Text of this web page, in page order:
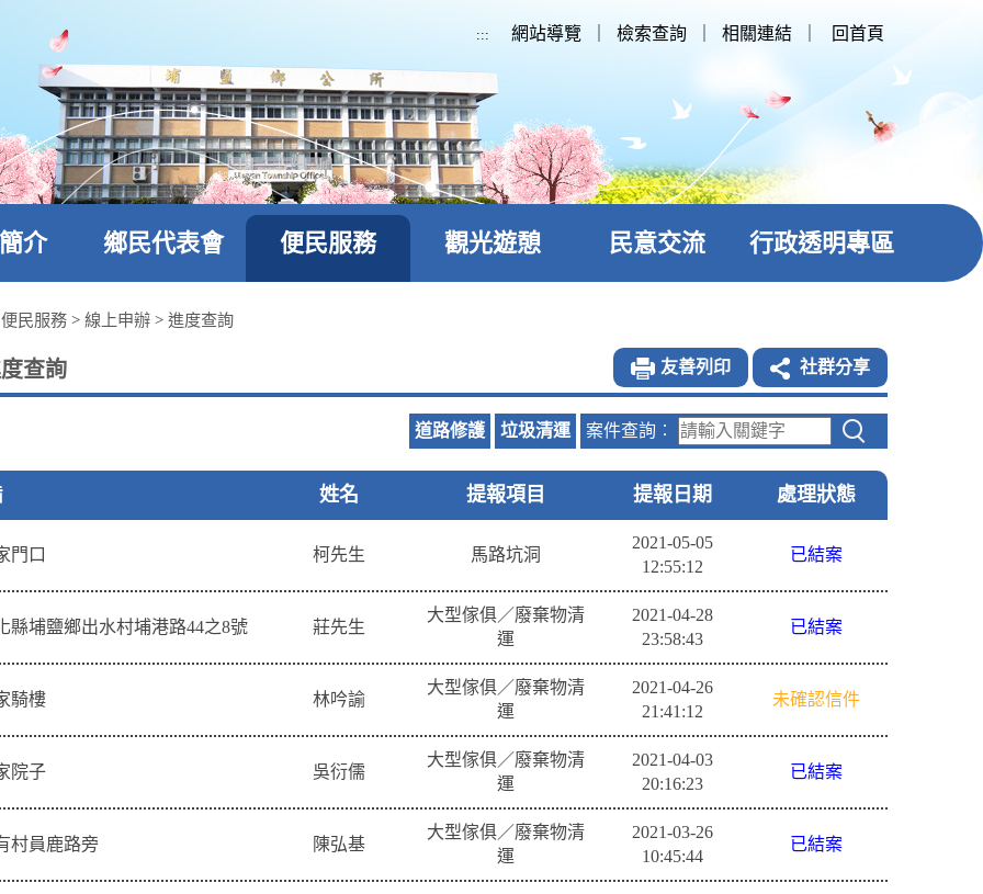
::: 網站導覽 檢索查詢 相關連結 回首頁
介 鄉民代表會 便民服務 觀光遊憩 民意交流 行政透明專區
便民服務 > 線上申辦 > 進度查詢
查詢 友善列印 社群分享
道路修護 垃圾清運 案件查詢︰
姓名 提報項目 提報日期 處理狀態
門口 柯先生 馬路坑洞
2021-05-05
12:55:12
已結案
縣埔鹽鄉出水村埔港路44之8號 莊先生
大型傢俱／廢棄物清
運
2021-04-28
23:58:43
已結案
騎樓 林吟諭
大型傢俱／廢棄物清
運
2021-04-26
21:41:12
未確認信件
院子 吳衍儒
大型傢俱／廢棄物清
運
2021-04-03
20:16:23
已結案
村員鹿路旁 陳弘基
大型傢俱／廢棄物清
運
2021-03-26
10:45:44
已結案